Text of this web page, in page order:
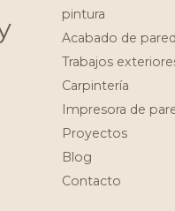
pintura
Acabado de
Trabajos
Carpintería
Impresora de
Proyectos
Blog
Contacto